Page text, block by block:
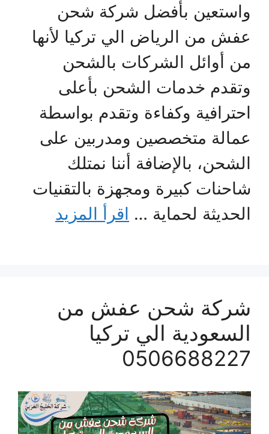
واستعين بأفضل شركة شحن
عفش من الرياض الي تركيا لأنها
من أوائل الشركات بالشحن
وتقدم خدمات الشحن بأعلى
احترافية وكفاءة وتقدم بواسطة
عمالة متخصصين ومدربين على
الشحن، بالإضافة أننا نمتلك
شاحنات كبيرة ومجهزة بالتقنيات
الحديثة لحماية … اقرأ المزيد
شركة شحن عفش من
السعودية الي تركيا
0506688227